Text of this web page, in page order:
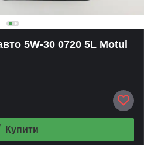
5W-30 0720 5L Motul
Купити